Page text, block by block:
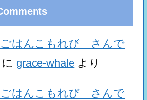
はんこもれび さんで
に grace-whale より
はんこもれび さんで